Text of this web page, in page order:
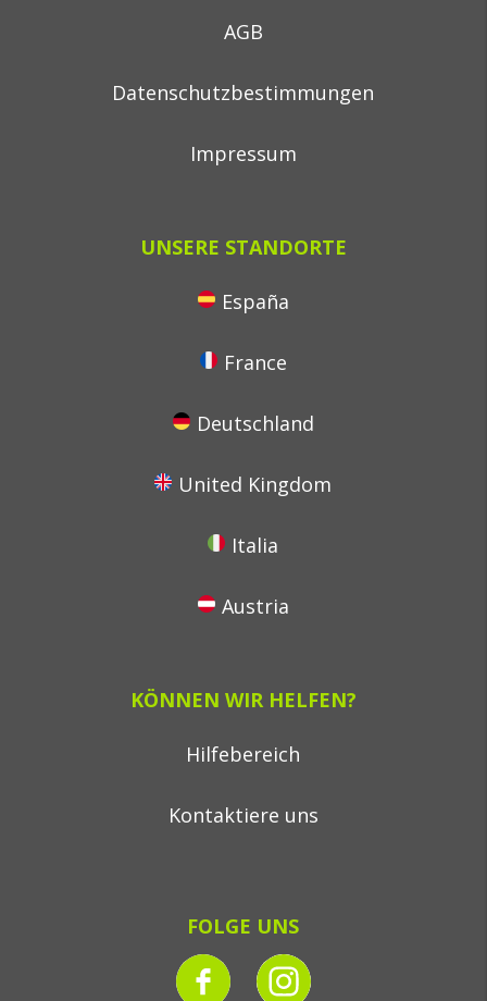
AGB
Datenschutzbestimmungen
Impressum
UNSERE STANDORTE
España
France
Deutschland
United Kingdom
Italia
Austria
KÖNNEN WIR HELFEN?
Hilfebereich
Kontaktiere uns
FOLGE UNS